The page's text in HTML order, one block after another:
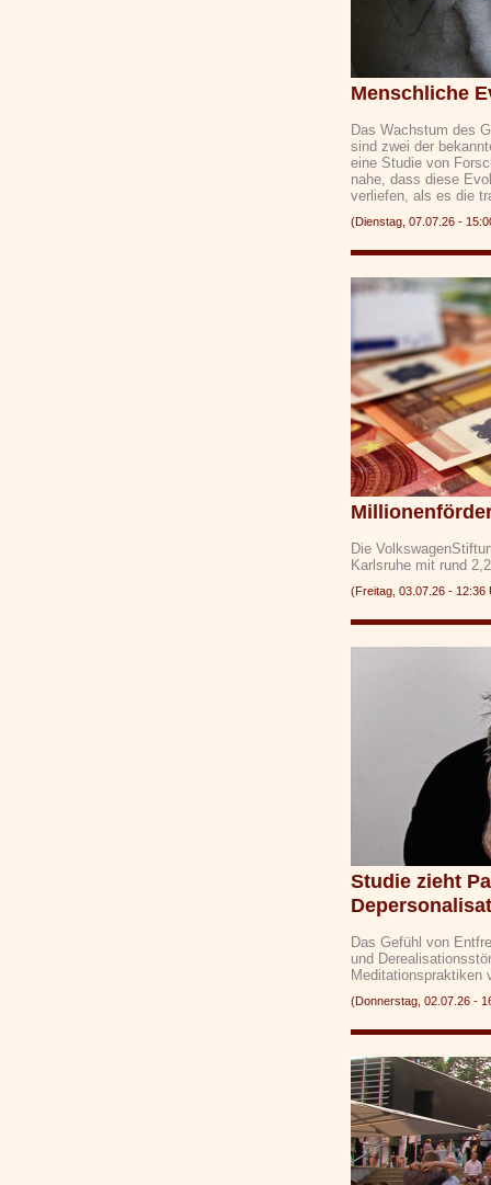
Menschliche
Das Wachstum des
sind zwei der
eine Studie von
nahe, dass diese
verliefen, als es die
(Dienstag, 07.07.26 -
Die
Karlsruhe mit rund
(Freitag, 03.07.26 -
Studie zieht
Das Gefühl von
und
(Donnerstag, 02.07.26 -